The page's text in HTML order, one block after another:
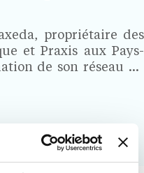
propriétaire des
et Praxis aux Pays-
de son réseau en
lors d’un conseil
relayées par des